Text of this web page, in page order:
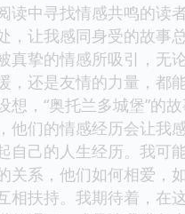
读中寻找情感共鸣的读
，让我感同身受的故事
真挚的情感所吸引，无
，还是友情的力量，都
想，“奥托兰多城堡”的
他们的情感经历会让我
自己的人生经历。我可
关系，他们如何相爱，
相扶持。我期待着，在